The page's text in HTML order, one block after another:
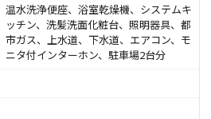
温水洗浄便座、浴室乾燥機、システムキ
ッチン、洗髪洗面化粧台、照明器具、都
市ガス、上水道、下水道、エアコン、モ
ニタ付インターホン、駐車場2台分